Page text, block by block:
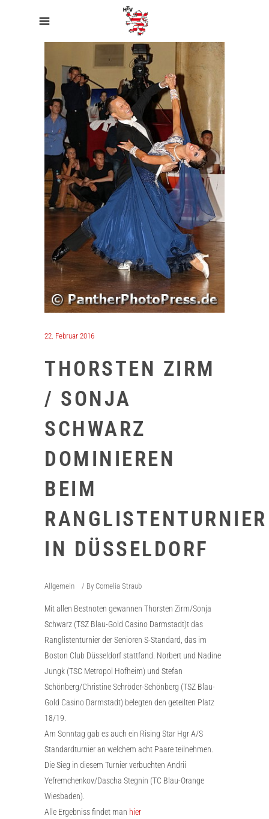
22. Februar 2016
THORSTEN ZIRM
/ SONJA
SCHWARZ
DOMINIEREN
BEIM
RANGLISTENTURNIER
IN DÜSSELDORF
Allgemein By Cornelia Straub
Mit allen Bestnoten gewannen Thorsten Zirm/Sonja
Schwarz (TSZ Blau-Gold Casino Darmstadt)t das
Ranglistenturnier der Senioren S-Standard, das im
Boston Club Düsseldorf stattfand. Norbert und Nadine
Jungk (TSC Metropol Hofheim) und Stefan
Schönberg/Christine Schröder-Schönberg (TSZ Blau-
Gold Casino Darmstadt) belegten den geteilten Platz
18/19.
Am Sonntag gab es auch ein Rising Star Hgr A/S
Standardturnier an welchem acht Paare teilnehmen.
Die Sieg in diesem Turnier verbuchten Andrii
Yefremchenkov/Dascha Stegnin (TC Blau-Orange
Wiesbaden).
Alle Ergebniss findet man hier